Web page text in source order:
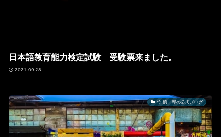
日本語教育能力検定試験 受験票来ました。
2021-09-28
竹 慎一郎の公式ブログ